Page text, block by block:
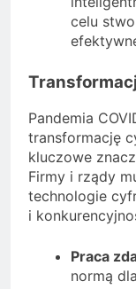
celu
Pandemia
transformację
kluczowe
Firmy i rządy
technologie
i
Praca
normą